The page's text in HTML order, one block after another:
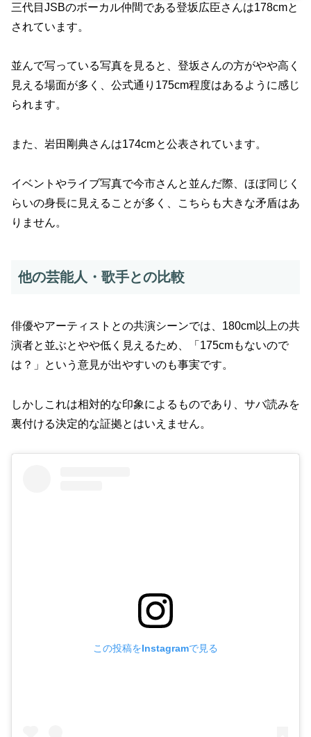
三代目JSBのボーカル仲間である登坂広臣さんは178cmと
されています。
並んで写っている写真を見ると、登坂さんの方がやや高く
見える場面が多く、公式通り175cm程度はあるように感じ
られます。
また、岩田剛典さんは174cmと公表されています。
イベントやライブ写真で今市さんと並んだ際、ほぼ同じく
らいの身長に見えることが多く、こちらも大きな矛盾はあ
りません。
他の芸能人・歌手との比較
俳優やアーティストとの共演シーンでは、180cm以上の共
演者と並ぶとやや低く見えるため、「175cmもないので
は？」という意見が出やすいのも事実です。
しかしこれは相対的な印象によるものであり、サバ読みを
裏付ける決定的な証拠とはいえません。
この投稿をInstagramで見る